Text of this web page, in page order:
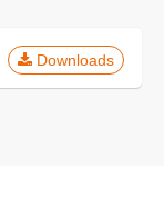
Downloads